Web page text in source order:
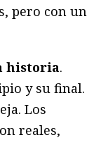
pero con un
historia.
y su final.
Los
reales,